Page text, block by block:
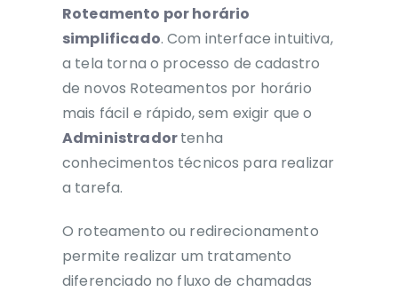
Roteamento por horário
simplificado. Com interface intuitiva,
a tela torna o processo de cadastro
de novos Roteamentos por horário
mais fácil e rápido, sem exigir que o
Administradortenha
conhecimentos técnicos para realizar
a tarefa.
O roteamento ou redirecionamento
permite realizar um tratamento
diferenciado no fluxo de chamadas